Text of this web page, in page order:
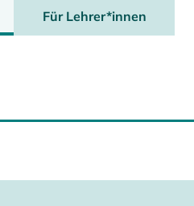
Für Lehrer*innen